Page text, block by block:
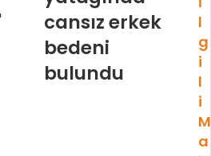
cansız erkek
bedeni
bulundu
l
g
i
l
i
M
a